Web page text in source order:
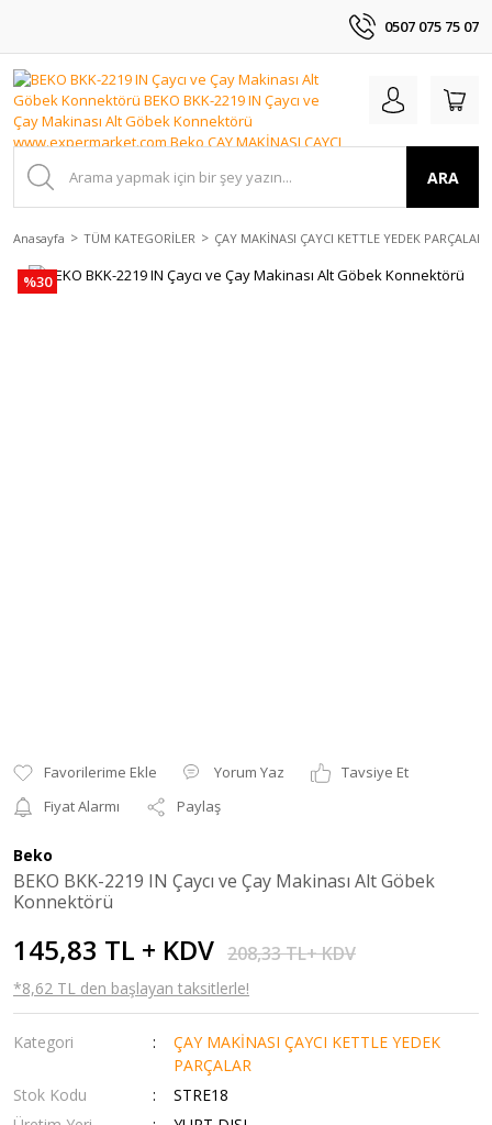
0507 075 75 07
ARA
Anasayfa TÜM KATEGORİLER ÇAY MAKİNASI ÇAYCI KETTLE YEDEK PARÇALAR
%30
Yorum Yaz
Tavsiye Et
Fiyat Alarmı
Paylaş
Beko
BEKO BKK-2219 IN Çaycı ve Çay Makinası Alt Göbek
Konnektörü
145,83 TL + KDV 208,33 TL+ KDV
*8,62 TL den başlayan taksitlerle!
Kategori
ÇAY MAKİNASI ÇAYCI KETTLE YEDEK
PARÇALAR
Stok Kodu
STRE18